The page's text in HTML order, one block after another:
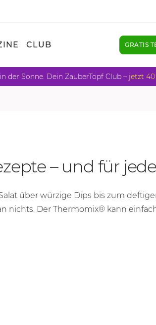
CLUB GRATIS
der Sonne. Dein ZauberTopf Club – jetzt 40
– und für
über würzige Dips bis zum
nichts. Der Thermomix® kann